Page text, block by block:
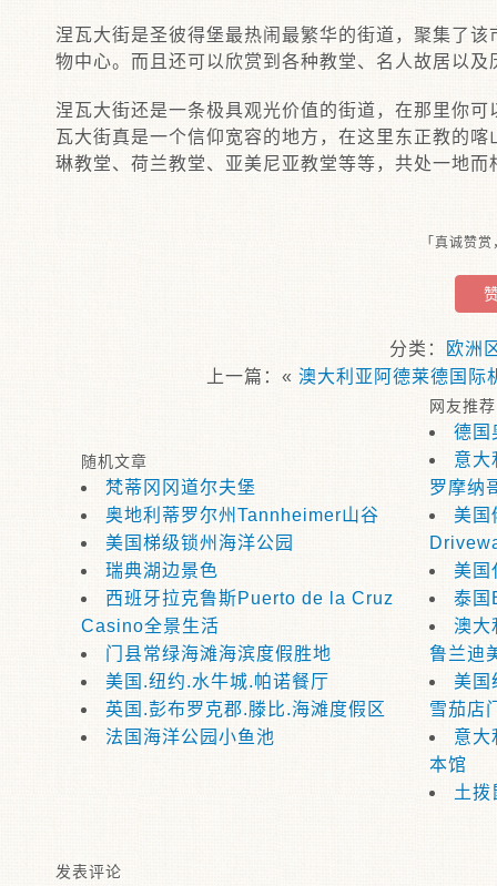
涅瓦大街是圣彼得堡最热闹最繁华的街道，聚集了
物中心。而且还可以欣赏到各种教堂、名人故居以及
涅瓦大街还是一条极具观光价值的街道，在那里你
瓦大街真是一个信仰宽容的地方，在这里东正教的
琳教堂、荷兰教堂、亚美尼亚教堂等等，共处一地
「真诚赞
分类：
欧洲
上一篇：« 澳大利亚阿德莱德国际
随机文章
梵蒂冈冈道尔夫堡
奥地利蒂罗尔州Tannheimer山谷
美国梯级锁州海洋公园
瑞典湖边景色
西班牙拉克鲁斯Puerto de la Cruz
Casino全景生活
门县常绿海滩海滨度假胜地
美国.纽约.水牛城.帕诺餐厅
英国.彭布罗克郡.滕比.海滩度假区
法国海洋公园小鱼池
网友推荐
德国
意大
罗摩纳
美国
美国
泰国
澳大
鲁兰迪
美国
雪茄店
意大
本馆
土拨
发表评论